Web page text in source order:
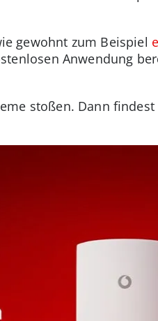
gewohnt zum Beispiel
Anwendung
stoßen. Dann findest